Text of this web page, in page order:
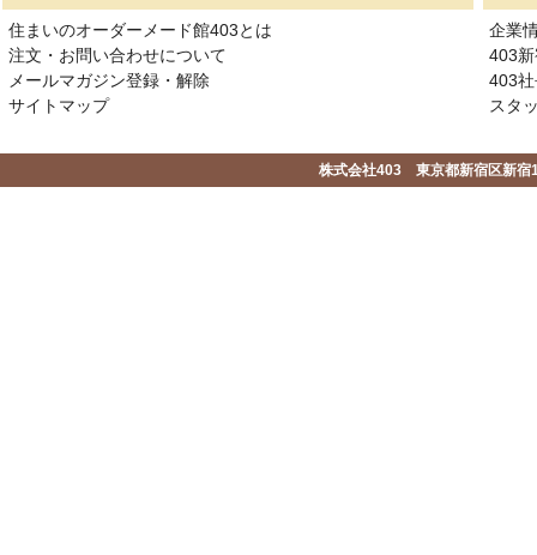
住まいのオーダーメード館403とは
注文・お問い合わせについて
メールマガジン登録・解除
サイトマップ
企業
403
403
スタ
株式会社403 東京都新宿区新